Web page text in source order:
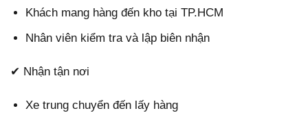
Khách mang hàng đến kho tại TP.HCM
Nhân viên kiểm tra và lập biên nhận
✔ Nhận tận nơi
Xe trung chuyển đến lấy hàng